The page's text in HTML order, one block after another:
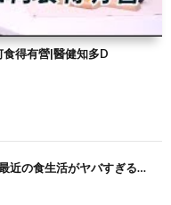
得有營|醫健知多D
近の食生活がヤバすぎる…